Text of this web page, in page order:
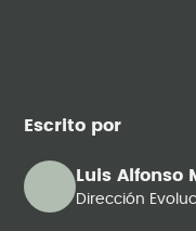
Escrito por
Luis Alfonso
Dirección